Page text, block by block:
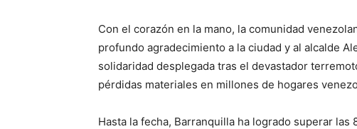
Con el corazón en la mano, la comunidad
profundo agradecimiento a la ciudad y al alcalde
solidaridad desplegada tras el devastador
pérdidas materiales en millones de hogares
Hasta la fecha, Barranquilla ha logrado superar